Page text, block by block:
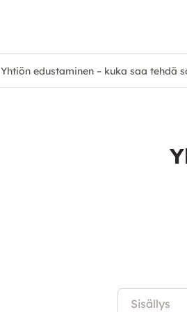
Yhtiön edustaminen – kuka saa tehdä
Sisällys